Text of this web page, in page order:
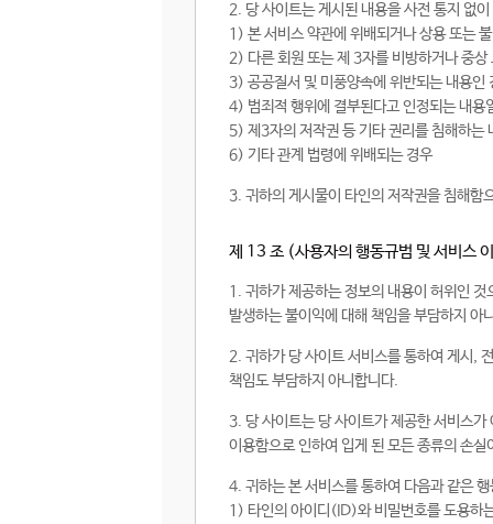
2. 당 사이트는 게시된 내용을 사전 통지 없
1) 본 서비스 약관에 위배되거나 상용 또는
2) 다른 회원 또는 제 3자를 비방하거나 중
3) 공공질서 및 미풍양속에 위반되는 내용인
4) 범죄적 행위에 결부된다고 인정되는 내용
5) 제3자의 저작권 등 기타 권리를 침해하는
6) 기타 관계 법령에 위배되는 경우
3. 귀하의 게시물이 타인의 저작권을 침해함
제 13 조 (사용자의 행동규범 및 서비스
1. 귀하가 제공하는 정보의 내용이 허위인
발생하는 불이익에 대해 책임을 부담하지 아
2. 귀하가 당 사이트 서비스를 통하여 게시,
책임도 부담하지 아니합니다.
3. 당 사이트는 당 사이트가 제공한 서비스
이용함으로 인하여 입게 된 모든 종류의 손
4. 귀하는 본 서비스를 통하여 다음과 같은
1) 타인의 아이디(ID)와 비밀번호를 도용하